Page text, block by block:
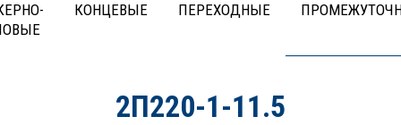
КОНЦЕВЫЕ ПЕРЕХОДНЫЕ
2П220-1-11.5